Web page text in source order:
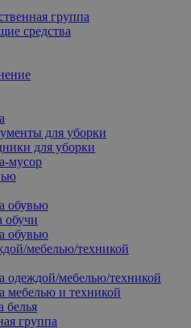
группа
средства
для уборки
для уборки
мусор
обувью
обучи
обувью
мебелью/техникой
одеждой/мебелью/техникой
мебелью и техникой
белья
группа